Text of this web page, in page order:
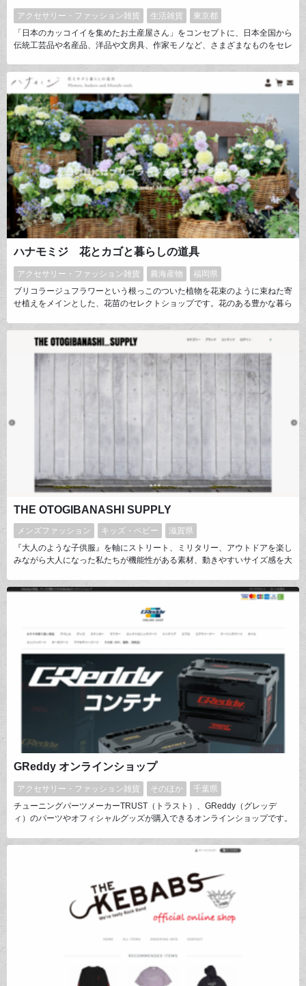
アクセサリー・ファッション雑貨 生活雑貨
東京都
「日本のカッコイイを集めたお土産屋さん」をコンセプトに、日本全国から
伝統工芸品や名産品、洋品や文房具、作家モノなど、さまざまなものをセレ
ベントも開催しています。商品ページでは、情報だけでなく、作り手の想い
やものづくりの背景など、お客様がより愛着をもって長く使い続けたくなる
ような紹介を心がけています。
ハナモミジ 花とカゴと暮らしの道具
アクセサリー・ファッション雑貨 農海産物
福岡県
ブリコラージュフラワーという根っこのついた植物を花束のように束ねた寄
せ植えをメインとした、花苗のセレクトショップです。花のある豊かな暮ら
どの暮らしの道具を提案しています。ただのオンラインショップではなく、
実店舗とも連携したレッスン情報や読み物など、お買い物をしながら店舗に
遊びに来ているかのようなワクワクの詰まったサイトです。
THE OTOGIBANASHI SUPPLY
メンズファッション キッズ・ベビー
滋賀県
『大人のような子供服』を軸にストリート、ミリタリー、アウトドアを楽し
みながら大人になった私たちが機能性がある素材、動きやすいサイズ感を大
一緒に毎日をワクワクしながら家族みんなで楽しめるkidsから大人までの幅
広いサイズ展開でシンプルだけど一癖ある洋服をお届けしています。個性を
大切に。ミンナチガッテミンナイイ。
GReddy オンラインショップ
アクセサリー・ファッション雑貨 そのほか
千葉県
チューニングパーツメーカーTRUST（トラスト）、GReddy（グレッデ
ィ）のパーツやオフィシャルグッズが購入できるオンラインショップです。
TRUST、GReddyのパーツを近くで購入できないというお客様も、気軽に